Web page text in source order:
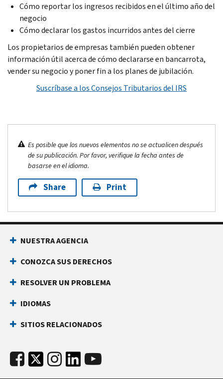
Cómo reportar los ingresos recibidos en el último año del
negocio
Cómo declarar los gastos incurridos antes del cierre
Los propietarios de empresas también pueden obtener
información útil acerca de cómo declararse en bancarrota,
vender su negocio y poner fin a los planes de jubilación.
Suscríbase a los Consejos Tributarios del IRS
Es posible que los nuevos elementos no se actualicen después
de su publicación. Por favor, verifique la fecha antes de
basarse en el idioma.
Share Print
NUESTRA AGENCIA
CONOZCA SUS DERECHOS
RESOLVER UN PROBLEMA
IDIOMAS
SITIOS RELACIONADOS